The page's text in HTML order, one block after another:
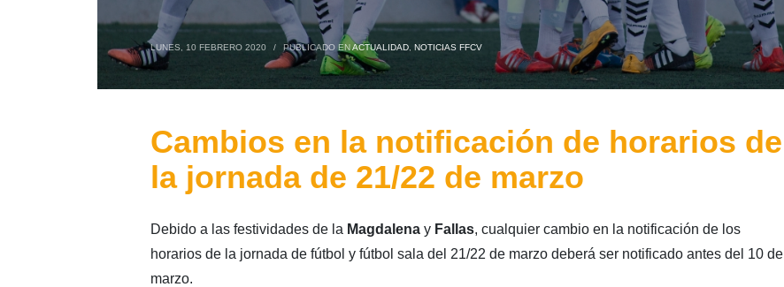
LUNES, 10 FEBRERO 2020 / PUBLICADO ENACTUALIDAD, NOTICIAS FFCV
Cambios en la notificación de horarios de
la jornada de 21/22 de marzo
Debido a las festividades de la Magdalenay Fallas, cualquier cambio en la notificación de los
horarios de la jornada de fútbol y fútbol sala del 21/22 de marzo deberá ser notificado antes del 10 de
marzo.